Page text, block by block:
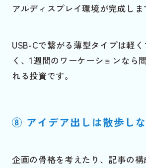
アルディスプレイ環境が完成しま
USB-Cで繋がる薄型タイプは軽
く、1週間のワーケーションなら
れる投資です。
⑧ アイデア出しは散歩し
企画の骨格を考えたり、記事の構